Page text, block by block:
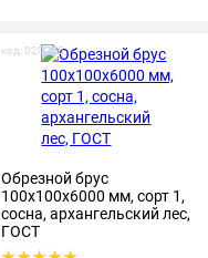
код: 020055
Обрезной брус
100х100х6000 мм, сорт 1,
сосна, архангельский лес,
ГОСТ